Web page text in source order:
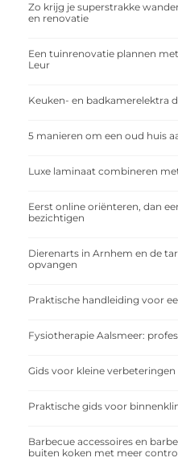
Zo krijg je superstrakke
en renovatie
Een tuinrenovatie plannen
Leur
Keuken- en badkamerelektra
5 manieren om een oud huis
Luxe laminaat combineren
Eerst online oriënteren, dan
bezichtigen
Dierenarts in Arnhem en de
opvangen
Praktische handleiding voor
Fysiotherapie Aalsmeer:
Gids voor kleine
Praktische gids voor
Barbecue accessoires en
buiten koken met meer